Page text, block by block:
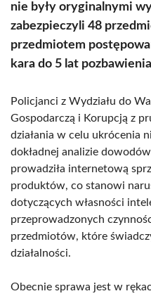
nie były oryginalnymi
zabezpieczyli 48
przedmiotem
kara do 5 lat
Policjanci z Wydziału do
Gospodarczą i Korupcją z
działania w celu ukrócenia
dokładnej analizie
prowadziła internetową
produktów, co stanowi
dotyczących własności
przeprowadzonych
przedmiotów, które
działalności.
Obecnie sprawa jest w